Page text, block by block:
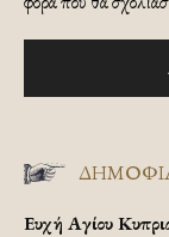
Ευχή Αγίου